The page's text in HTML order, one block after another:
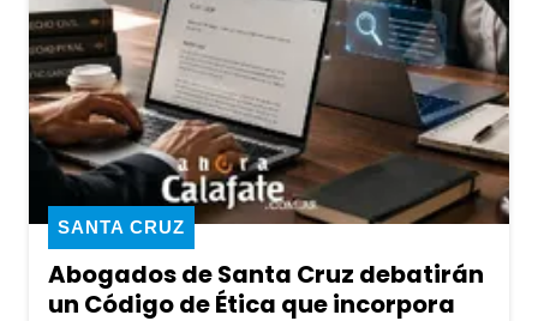
Abogados de Santa Cruz debatirán
un Código de Ética que incorpora
SANTA CRUZ